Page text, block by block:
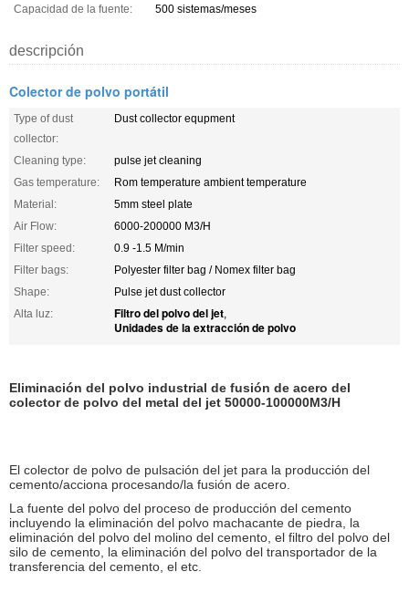
Capacidad de la fuente:
500 sistemas/meses
descripción
Colector de polvo portátil
Type of dust
collector:
Dust collector equpment
Cleaning type:
pulse jet cleaning
Gas temperature:
Rom temperature ambient temperature
Material:
5mm steel plate
Air Flow:
6000-200000 M3/H
Filter speed:
0.9 -1.5 M/min
Filter bags:
Polyester filter bag / Nomex filter bag
Shape:
Pulse jet dust collector
Alta luz:
Filtro del polvo del jet,
Unidades de la extracción de polvo
Eliminación del polvo industrial de fusión de acero del
colector de polvo del metal del jet 50000-100000M3/H
El colector de polvo de pulsación del jet para la producción del
cemento/acciona procesando/la fusión de acero.
La fuente del polvo del proceso de producción del cemento
incluyendo la eliminación del polvo machacante de piedra, la
eliminación del polvo del molino del cemento, el filtro del polvo del
silo de cemento, la eliminación del polvo del transportador de la
transferencia del cemento, el etc.